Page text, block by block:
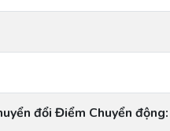
đổi Điểm Chuyển động: